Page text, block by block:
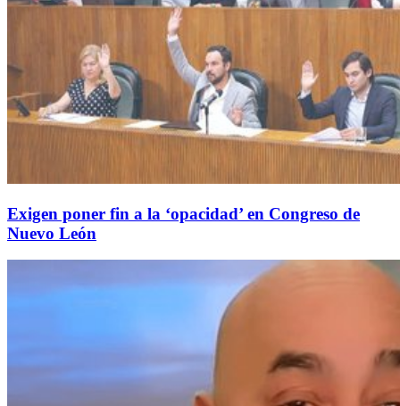
Exigen poner fin a la ‘opacidad’ en Congreso de
Nuevo León